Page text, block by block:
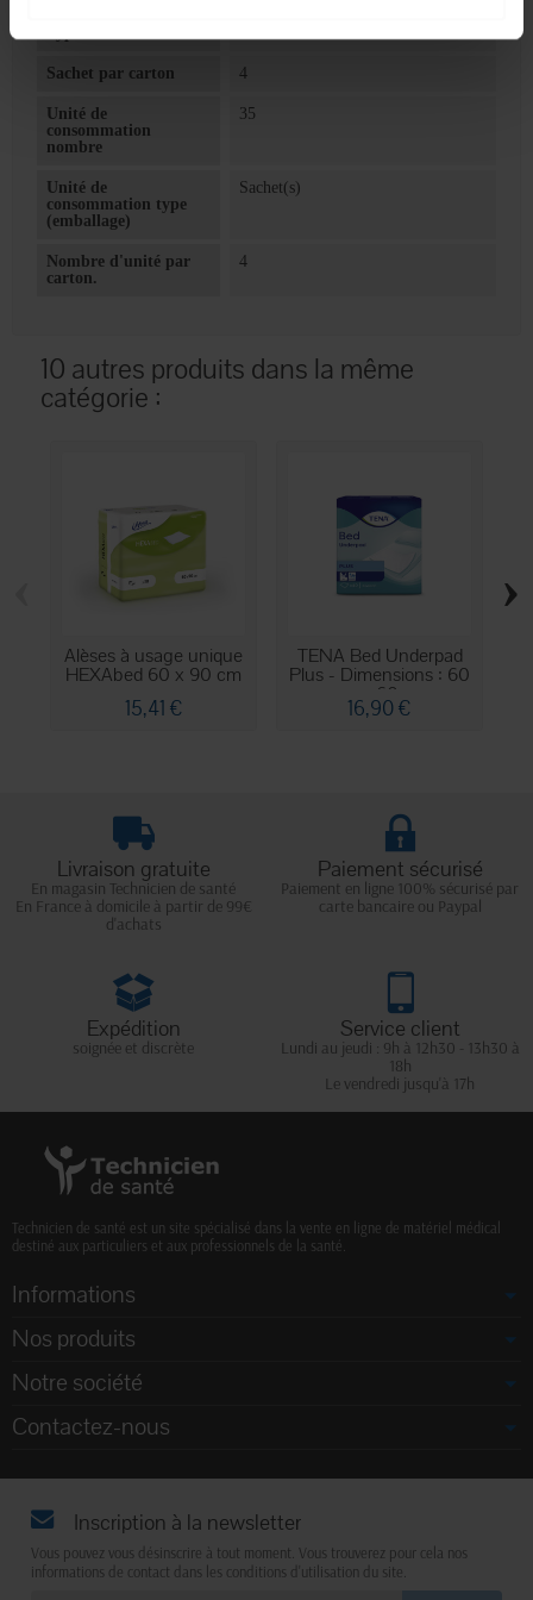
Sachet par carton 4
Unité de
consommation
nombre
35
Unité de
consommation type
(emballage)
Sachet(s)
Nombre d'unité par
carton.
4
10 autres produits dans la même
catégorie :
Alèses à usage unique
HEXAbed 60 x 90 cm
15,41 €
TENA Bed Underpad
Plus - Dimensions : 60
x 60
16,90 €
›
Livraison gratuite
En magasin Technicien de santé
En France à domicile à partir de 99€
d'achats
Paiement sécurisé
Paiement en ligne 100% sécurisé par
carte bancaire ou Paypal
Expédition
soignée et discrète
Service client
Lundi au jeudi : 9h à 12h30 - 13h30 à
18h
Le vendredi jusqu'à 17h
Technicien de santé est un site spécialisé dans la vente en ligne de matériel médical
destiné aux particuliers et aux professionnels de la santé.
Informations
Nos produits
Notre société
Contactez-nous
Inscription à la newsletter
Vous pouvez vous désinscrire à tout moment. Vous trouverez pour cela nos
informations de contact dans les conditions d'utilisation du site.